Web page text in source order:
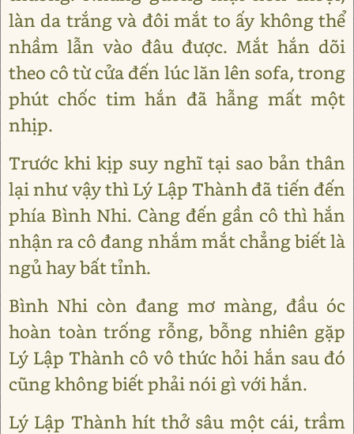
làn da trắng và đôi mắt to ấy không thể
nhầm lẫn vào đâu được. Mắt hắn dõi
theo cô từ cửa đến lúc lăn lên sofa, trong
phút chốc tim hắn đã hẫng mất một
nhịp.
Trước khi kịp suy nghĩ tại sao bản thân
lại như vậy thì Lý Lập Thành đã tiến đến
phía Bình Nhi. Càng đến gần cô thì hắn
nhận ra cô đang nhắm mắt chẳng biết là
ngủ hay bất tỉnh.
Bình Nhi còn đang mơ màng, đầu óc
hoàn toàn trống rỗng, bỗng nhiên gặp
Lý Lập Thành cô vô thức hỏi hắn sau đó
cũng không biết phải nói gì với hắn.
Lý Lập Thành hít thở sâu một cái, trầm